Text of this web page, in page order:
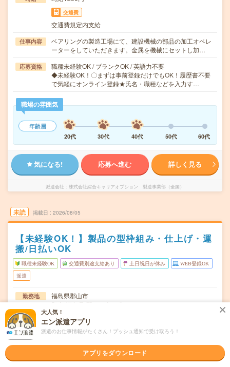
交通費
交通費規定内支給
仕事内容
ベアリングの製造工場にて、建設機械の部品の加工オペレ
ーターをしていただきます。金属を機械にセットし加…
応募資格
職種未経験OK / ブランクOK / 英語力不要
◆未経験OK！〇まずは事前登録だけでもOK！履歴書不要
で気軽にオンライン登録★氏名・職種などを入力す…
職場の雰囲気
年齢層
20代
30代 40代 50代 60代
気になる! 応募へ進む 詳しく見る
派遣会社 株式会社綜合キャリアオプション 製造事業部（全国）
未読 掲載日 2026/08/05
【未経験OK！】製品の型枠組み・仕上げ・運
搬/日払いOK
職種未経験OK 交通費別途支給あり 土日祝日が休み WEB登録OK
派遣
勤務地
福島県郡山市
郡山(福島県)駅から車26分
曜日頻度 月～金
時間
長期でお仕事できる方、大歓迎！
大人気！
エン派遣アプリ
派遣のお仕事情報がたくさん！プッシュ通知で受け取ろう！
アプリをダウンロード